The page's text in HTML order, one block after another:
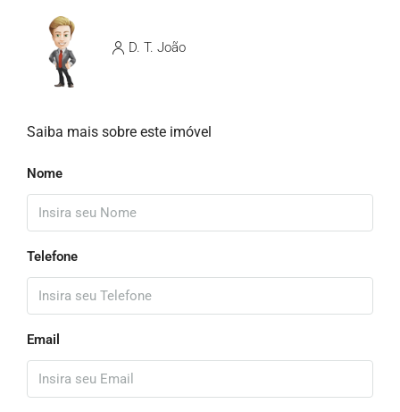
D. T. João
Saiba mais sobre este imóvel
Nome
Telefone
Email